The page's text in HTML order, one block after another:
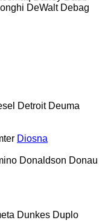
DeWalt Debag
Detroit Deuma
Diosna
Donaldson Donau
Dunkes Duplo